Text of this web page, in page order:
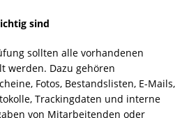
sind
sollten alle vorhandenen
werden. Dazu gehören
Fotos, Bestandslisten, E-Mails,
Trackingdaten und interne
von Mitarbeitenden oder